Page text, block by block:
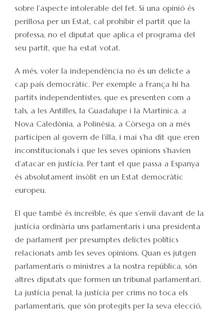
sobre l’aspecte intolerable del fet. Si una opinió és
perillosa per un Estat, cal prohibir el partit que la
professa, no el diputat que aplica el programa del
seu partit, que ha estat votat.
A més, voler la independència no és un delicte a
cap país democràtic. Per exemple a França hi ha
partits independentistes, que es presenten com a
tals, a les Antilles, la Guadalupe i la Martinica, a
Nova Caledònia, a Polinèsia, a Còrsega on a més
participen al govern de l’illa, i mai s’ha dit que eren
inconstitucionals i que les seves opinions s’havien
d’atacar en justícia. Per tant el que passa a Espanya
és absolutament insòlit en un Estat democràtic
europeu.
El que també és increïble, és que s’enviï davant de la
justícia ordinària uns parlamentaris i una presidenta
de parlament per presumptes delictes polítics
relacionats amb les seves opinions. Quan es jutgen
parlamentaris o ministres a la nostra república, són
altres diputats que formen un tribunal parlamentari.
La justícia penal, la justícia per crims no toca els
parlamentaris, que són protegits per la seva elecció,